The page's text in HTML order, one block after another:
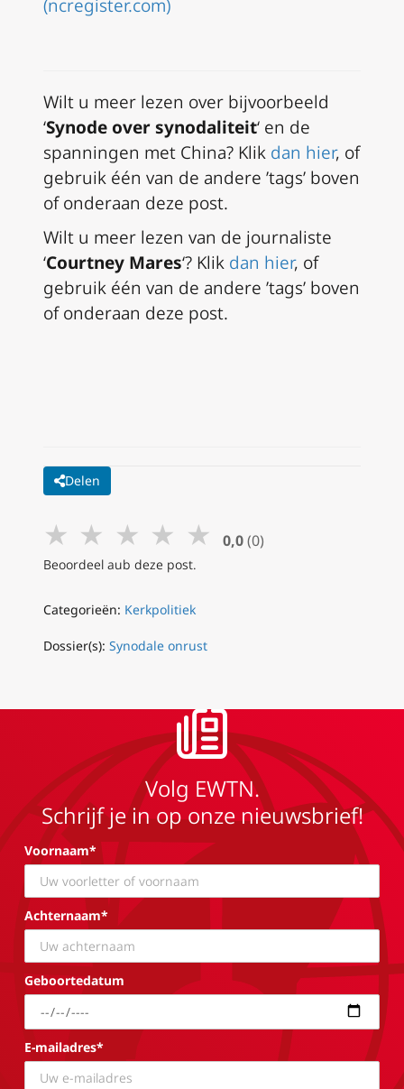
(ncregister.com)
Wilt u meer lezen over bijvoorbeeld
‘Synode over synodaliteit‘ en de
spanningen met China? Klik dan hier, of
gebruik één van de andere ’tags’ boven
of onderaan deze post.
Wilt u meer lezen van de journaliste
‘Courtney Mares‘? Klik dan hier, of
gebruik één van de andere ’tags’ boven
of onderaan deze post.
Delen
★ ★ ★ ★ ★ 0,0 (0)
Beoordeel aub deze post.
Categorieën: Kerkpolitiek
Dossier(s): Synodale onrust
Volg EWTN.
Schrijf je in op onze nieuwsbrief!
Voornaam*
Achternaam*
Geboortedatum
E-mailadres*